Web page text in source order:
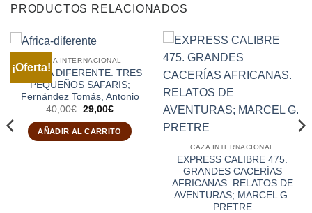
PRODUCTOS RELACIONADOS
¡Oferta!
CAZA INTERNACIONAL
ÁFRICA DIFERENTE. TRES
PEQUEÑOS SAFARIS;
Fernández Tomás, Antonio
40,00€ El
original
era:
29,00€El
actual
es:
AÑADIR AL CARRITO
CAZA INTERNACIONAL
EXPRESS CALIBRE 475.
GRANDES CACERÍAS
AFRICANAS. RELATOS DE
AVENTURAS; MARCEL G.
PRETRE